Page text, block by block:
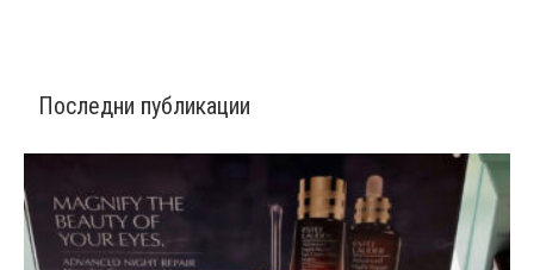
Последни публикации